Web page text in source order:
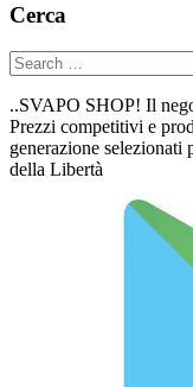
Cerca
..SVAPO SHOP! Il
Prezzi competitivi e
generazione
della Libertà